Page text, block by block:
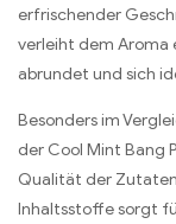
erfrischender
verleiht dem Aroma
abrundet und sich
Besonders im
der Cool Mint Bang
Qualität der
Inhaltsstoffe sorgt